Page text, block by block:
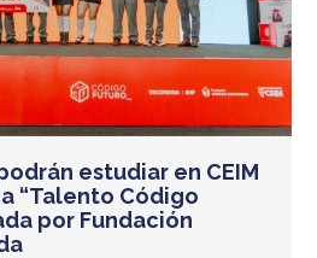
estudiar en CEIM
“Talento Código
por Fundación